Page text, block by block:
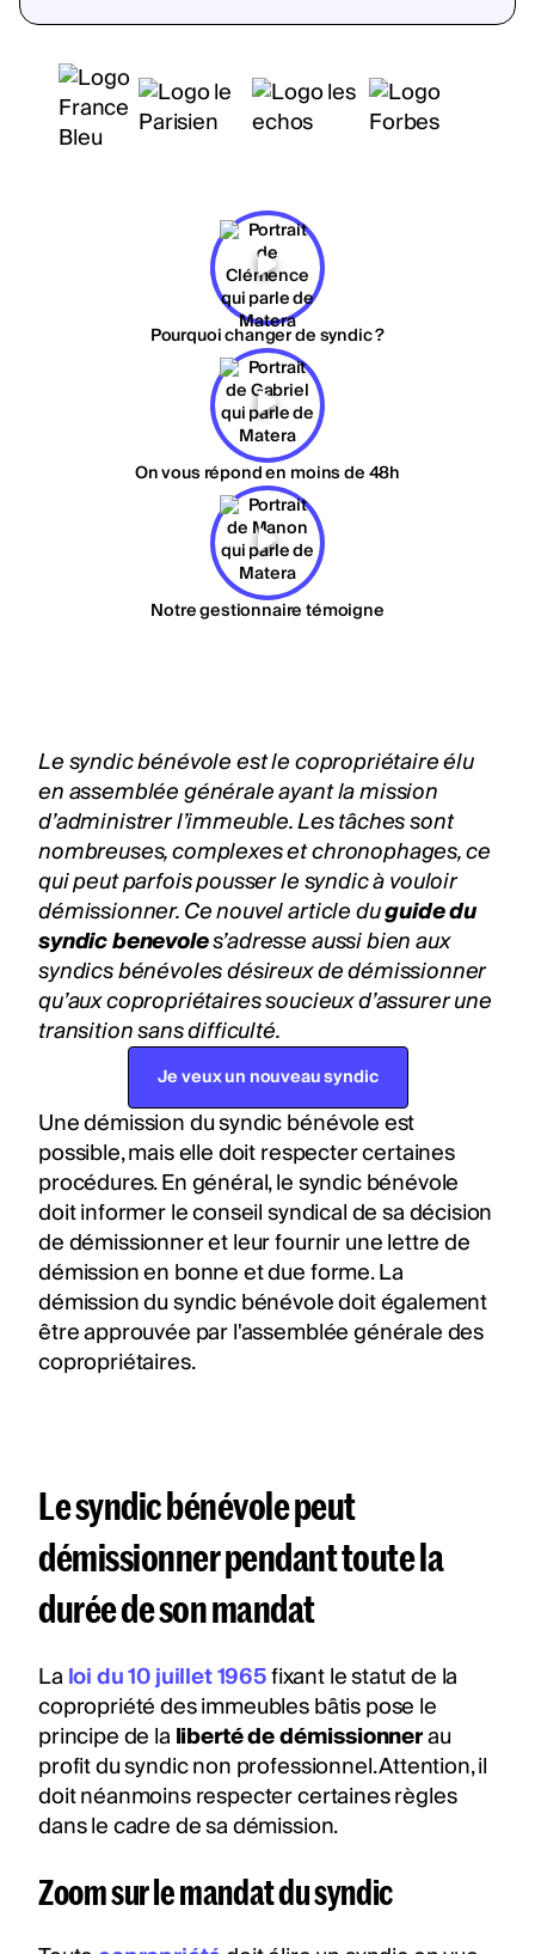
Pourquoi changer de syndic ?
On vous répond en moins de 48h
Notre gestionnaire témoigne
Le syndic bénévole est le copropriétaire élu
en assemblée générale ayant la mission
d’administrer l’immeuble. Les tâches sont
nombreuses, complexes et chronophages, ce
qui peut parfois pousser lesyndicà vouloir
démissionner. Ce nouvel article duguide du
syndic benevoles’adresse aussi bien aux
syndics bénévoles désireux de démissionner
qu’aux copropriétaires soucieux d’assurer une
transition sans difficulté.
Je veux un nouveau syndic
Une démission du syndic bénévole est
possible, mais elle doit respecter certaines
procédures. En général, le syndic bénévole
doit informer le conseil syndical de sa décision
de démissionner et leur fournir une lettre de
démission en bonne et due forme. La
démission du syndic bénévole doit également
être approuvée par l'assemblée générale des
copropriétaires.
Le syndic bénévole peut
démissionner pendant toute la
durée de son mandat
Laloi du 10 juillet 1965fixant le statut de la
copropriété des immeubles bâtis pose le
principe de laliberté de démissionnerau
profit du syndic non professionnel. Attention, il
doit néanmoins respecter certaines règles
dans le cadre de sa démission.
Zoom sur le mandat du syndic